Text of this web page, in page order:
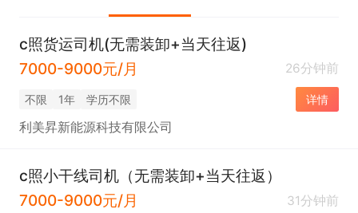
c照货运司机(无需装卸+当天往返)
7000-9000元/月
26分钟前
不限 1年 学历不限 详情
利美昇新能源科技有限公司
c照小干线司机（无需装卸+当天往返）
7000-9000元/月
31分钟前